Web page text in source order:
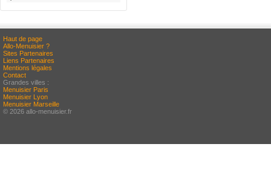
Haut de page
Allo-Menuisier ?
Sites Partenaires
Liens Partenaires
Mentions légales
Contact
Grandes villes :
Menuisier Paris
Menuisier Lyon
Menuisier Marseille
© 2026 allo-menuisier.fr